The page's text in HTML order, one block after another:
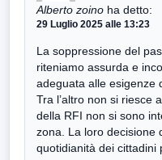
Alberto zoino ha detto:
29 Luglio 2025 alle 13:23
La soppressione del
riteniamo assurda e
adeguata alle esigenze
Tra l’altro non si riesce
della RFI non si sono
zona. La loro decisione
quotidianità dei cittadini